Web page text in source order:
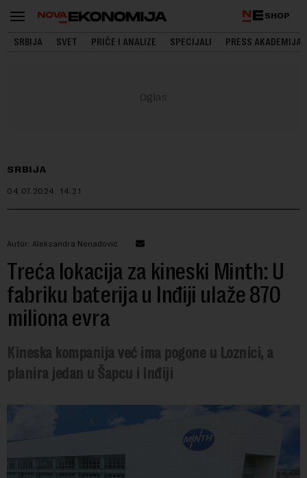
SHOP
SRBIJA SVET PRIČE I ANALIZE SPECIJALI PRESS AKADEMIJA
SRBIJA
04.07.2024. 14:21
Autor: Aleksandra Nenadović
Treća lokacija za kineski Minth: U
fabriku baterija u Inđiji ulaže 870
miliona evra
Kineska kompanija već ima pogone u Loznici, a
planira jedan u Šapcu i Inđiji